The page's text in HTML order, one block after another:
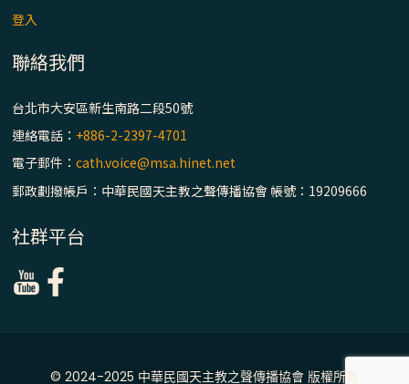
文神父
「禧年 來~」第十三集：論《在希望中得救》
通諭中的「希望」 / 台南中華聖母主教座堂
登入
聯絡我們
台北市大安區新生南路二段50號
連絡電話： +886-2-2397-4701
電子郵件：cath.voice@msa.hinet.net
郵政劃撥帳戶：中華民國天主教之聲傳播協會 帳號：19209666
社群平台
© 2024-2025 中華民國天主教之聲傳播協會 版權所有